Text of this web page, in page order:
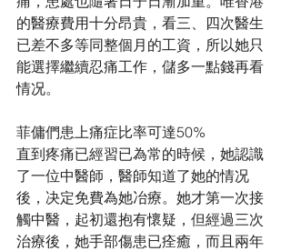
的醫療費用十分昂貴，看三、四次醫生
已差不多等同整個月的工資，所以她只
能選擇繼續忍痛工作，儲多一點錢再看
情况。
菲傭們患上痛症比率可達50%
直到疼痛已經習已為常的時候，她認識
了一位中醫師，醫師知道了她的情况
後，决定免費為她冶療。她才第一次接
觸中醫，起初還抱有懷疑，但經過三次
治療後，她手部傷患已痊癒，而且兩年